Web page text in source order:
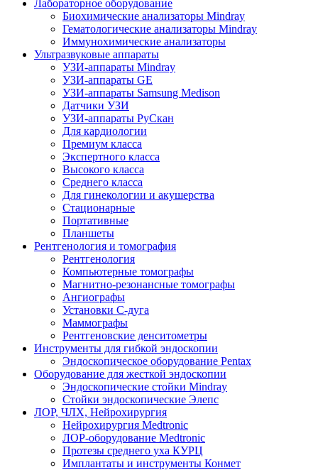
Лабораторное оборудование
Биохимические анализаторы Mindray
Гематологические анализаторы Mindray
Иммунохимические анализаторы
Ультразвуковые аппараты
УЗИ-аппараты Mindray
УЗИ-аппараты GE
УЗИ-аппараты Samsung Medison
Датчики УЗИ
УЗИ-аппараты РуСкан
Для кардиологии
Премиум класса
Экспертного класса
Высокого класса
Среднего класса
Для гинекологии и акушерства
Стационарные
Портативные
Планшеты
Рентгенология и томография
Рентгенология
Компьютерные томографы
Магнитно-резонансные томографы
Ангиографы
Установки С-дуга
Маммографы
Рентгеновские денситометры
Инструменты для гибкой эндоскопии
Эндоскопическое оборудование Pentax
Оборудование для жесткой эндоскопии
Эндоскопические стойки Mindray
Стойки эндоскопические Элепс
ЛОР, ЧЛХ, Нейрохирургия
Нейрохирургия Medtronic
ЛОР-оборудование Medtronic
Протезы среднего уха КУРЦ
Имплантаты и инструменты Конмет